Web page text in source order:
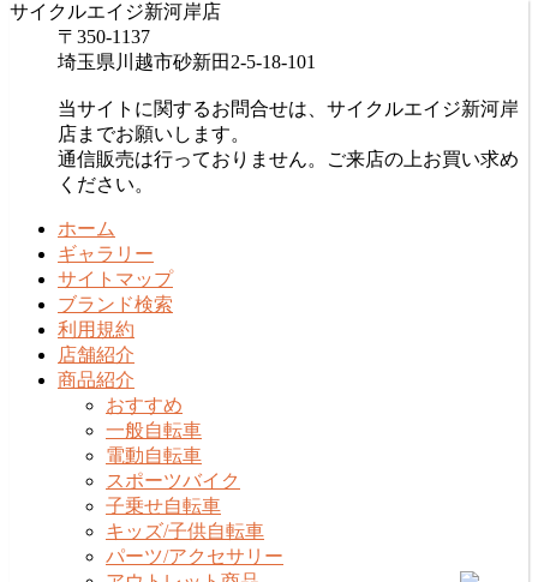
サイクルエイジ新河岸店
〒350-1137
埼玉県川越市砂新田2-5-18-101
当サイトに関するお問合せは、サイクルエイジ新河岸
店までお願いします。
通信販売は行っておりません。ご来店の上お買い求め
ください。
ホーム
ギャラリー
サイトマップ
ブランド検索
利用規約
店舗紹介
商品紹介
おすすめ
一般自転車
電動自転車
スポーツバイク
子乗せ自転車
キッズ/子供自転車
パーツ/アクセサリー